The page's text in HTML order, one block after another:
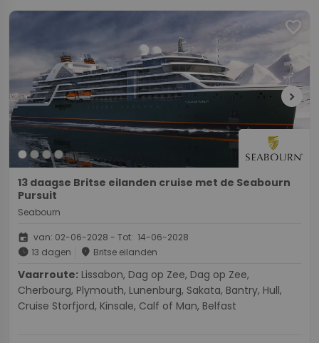
favorite
chevron_right
13 daagse Britse eilanden cruise met de Seabourn
Pursuit
Seabourn
event van: 02-06-2028 - Tot: 14-06-2028
schedule 13 dagen place Britse eilanden
Vaarroute:
Cherbourg, Plymouth, Lunenburg, Sakata, Bantry, Hull,
Cruise Storfjord, Kinsale, Calf of Man, Belfast